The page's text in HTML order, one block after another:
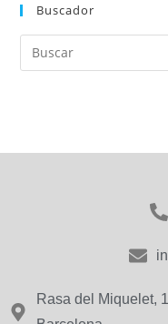
Buscador
Rasa del Miquelet,